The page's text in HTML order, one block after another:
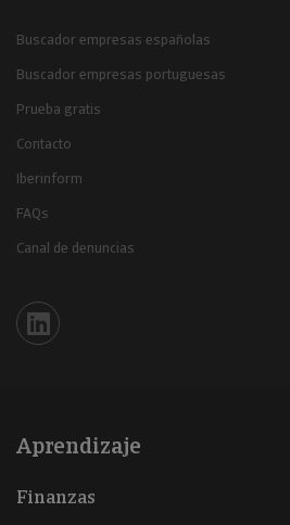
Buscador empresas españolas
Buscador empresas portuguesas
Prueba gratis
Contacto
Iberinform
FAQs
Canal de denuncias
Iberinform en Linkedin
Aprendizaje
Finanzas